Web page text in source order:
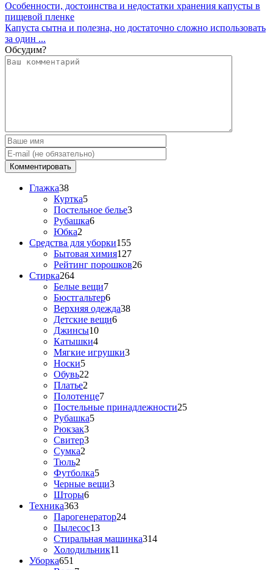
Особенности, достоинства и недостатки хранения капусты в
пищевой пленке
Капуста сытна и полезна, но достаточно сложно использовать
за один ...
Обсудим?
Глажка38
Куртка5
Постельное белье3
Рубашка6
Юбка2
Средства для уборки155
Бытовая химия127
Рейтинг порошков26
Стирка264
Белые вещи7
Бюстгальтер6
Верхняя одежда38
Детские вещи6
Джинсы10
Катышки4
Мягкие игрушки3
Носки5
Обувь22
Платье2
Полотенце7
Постельные принадлежности25
Рубашка5
Рюкзак3
Свитер3
Сумка2
Тюль2
Футболка5
Черные вещи3
Шторы6
Техника363
Парогенератор24
Пылесос13
Стиральная машинка314
Холодильник11
Уборка651